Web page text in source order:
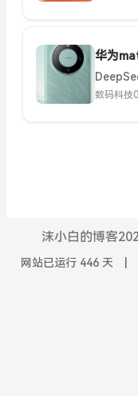
华为
数码科技
沫小白的博客
网站已运行 446 天